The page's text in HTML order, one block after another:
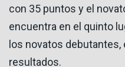
con 35 puntos y el
encuentra en el quinto
los novatos
resultados.